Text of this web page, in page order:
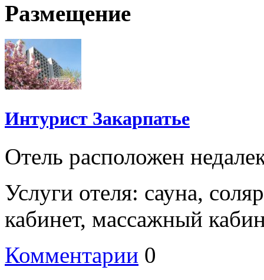
Размещение
Интурист Закарпатье
Отель расположен
Услуги отеля: сауна,
кабинет, массажный
Комментарии 0